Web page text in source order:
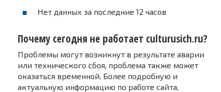
Нет данных за последние 12 часов
Почему сегодня не работает culturusich.ru?
Проблемы могут возникнут в результате аварии
или технического сбоя, проблема также может
оказаться временной. Более подробную и
актуальную информацию по работе сайта,